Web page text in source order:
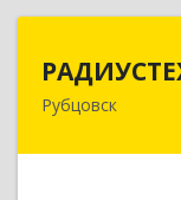
Рубцовск
658225,